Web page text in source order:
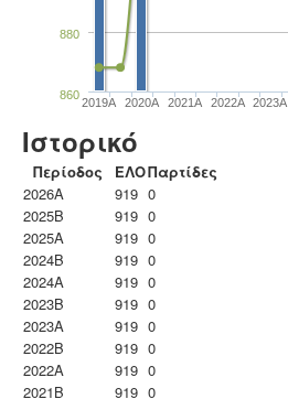
2019A 2020A 2021A 2022A 2023Α
860
880
Ιστορικό
Περίοδος ΕΛΟΠαρτίδες
2026A
919 0
2025B
919 0
2025A
919 0
2024B
919 0
2024A
919 0
2023B
919 0
2023Α
919 0
2022B
919 0
2022A
919 0
2021B
919 0